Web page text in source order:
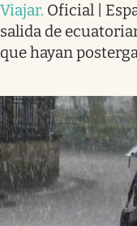
Viajar. Oficial |
salida de
que hayan